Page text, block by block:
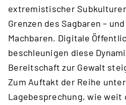
extremistischer
Grenzen des Sagbaren –
Machbaren. Digitale
beschleunigen diese
Bereitschaft zur Gewalt
Zum Auftakt der Reihe
Lagebesprechung, wie weit